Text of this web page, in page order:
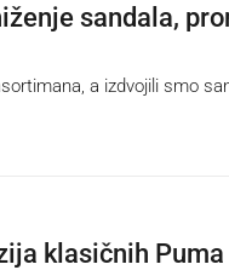
sandala,
a izdvojili smo
klasičnih